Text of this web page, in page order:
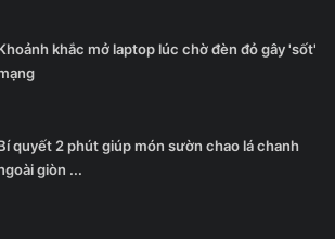
khắc mở laptop lúc chờ đèn đỏ gây 'sốt'
quyết 2 phút giúp món sườn chao lá chanh
giòn ...